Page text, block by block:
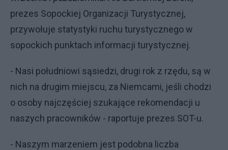
prezes Sopockiej Organizacji Turystycznej,
przywołuje statystyki ruchu turystycznego w
sopockich punktach informacji turystycznej.
- Nasi południowi sąsiedzi, drugi rok z rzędu, są w
nich na drugim miejscu, za Niemcami, jeśli chodzi
o osoby najczęściej szukające rekomendacji u
naszych pracowników - raportuje prezes SOT-u.
- Naszym marzeniem jest podobna liczba